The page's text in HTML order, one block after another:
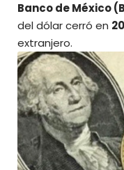
Banco de México
del dólar cerró en
extranjero.